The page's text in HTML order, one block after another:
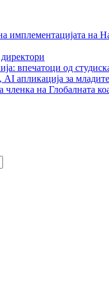
имплементацијата на
впечатоци од
AI апликација за
на Глобалната